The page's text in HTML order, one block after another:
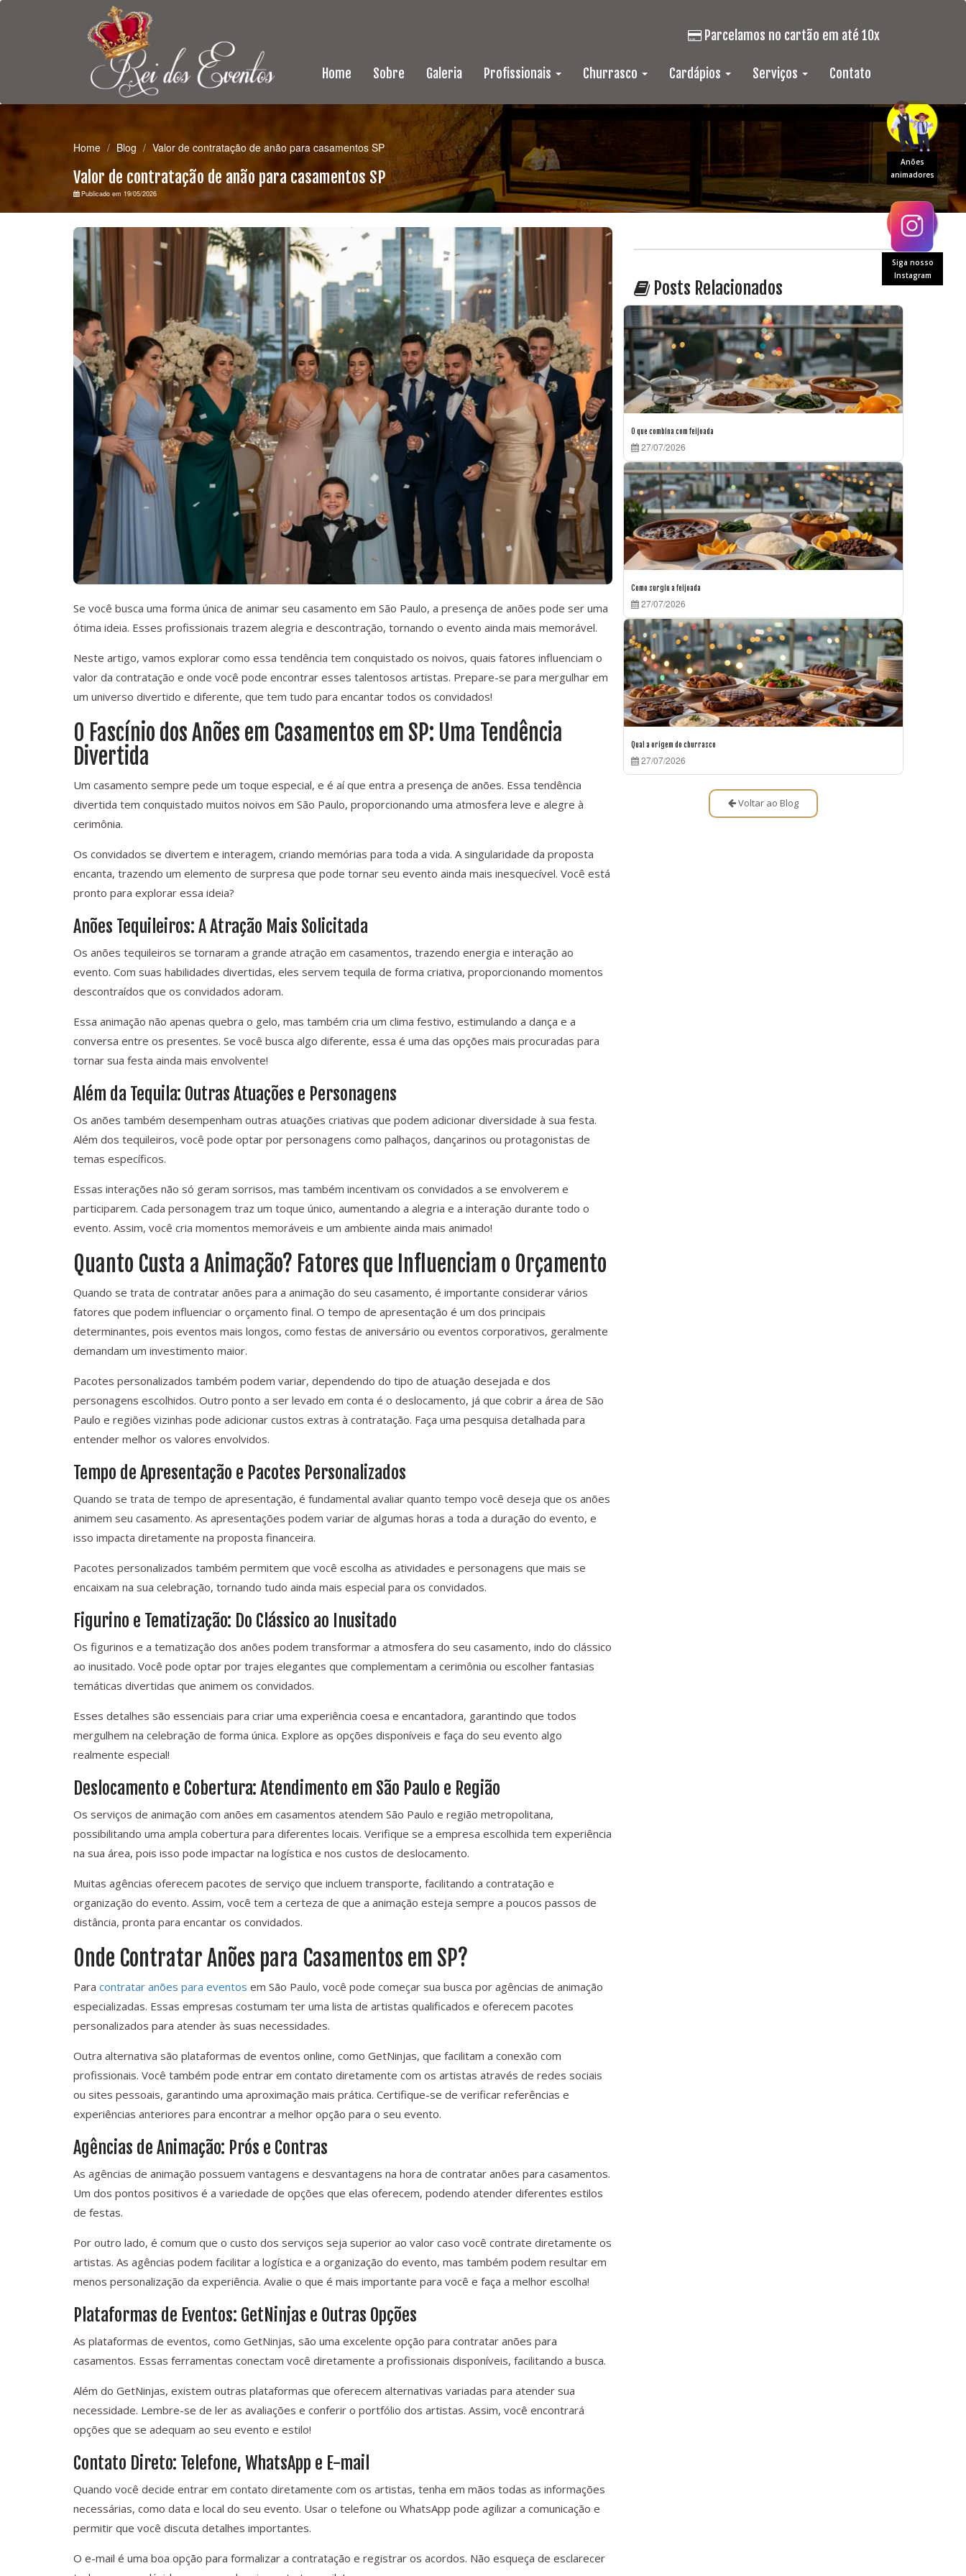
Anões
animadores
Siga nosso
Instagram
Home Sobre Galeria Profissionais Churrasco Cardápios Serviços Contato
Parcelamos no cartão em até 10x
Home Blog Valor de contratação de anão para casamentos SP
Valor de contratação de anão para casamentos SP
Publicado em 19/05/2026
Se você busca uma forma única de animar seu casamento em São Paulo, a presença de anões pode ser uma
ótima ideia. Esses profissionais trazem alegria e descontração, tornando o evento ainda mais memorável.
Neste artigo, vamos explorar como essa tendência tem conquistado os noivos, quais fatores influenciam o
valor da contratação e onde você pode encontrar esses talentosos artistas. Prepare-se para mergulhar em
um universo divertido e diferente, que tem tudo para encantar todos os convidados!
O Fascínio dos Anões em Casamentos em SP: Uma Tendência
Divertida
Um casamento sempre pede um toque especial, e é aí que entra a presença de anões. Essa tendência
divertida tem conquistado muitos noivos em São Paulo, proporcionando uma atmosfera leve e alegre à
cerimônia.
Os convidados se divertem e interagem, criando memórias para toda a vida. A singularidade da proposta
encanta, trazendo um elemento de surpresa que pode tornar seu evento ainda mais inesquecível. Você está
pronto para explorar essa ideia?
Anões Tequileiros: A Atração Mais Solicitada
Os anões tequileiros se tornaram a grande atração em casamentos, trazendo energia e interação ao
evento. Com suas habilidades divertidas, eles servem tequila de forma criativa, proporcionando momentos
descontraídos que os convidados adoram.
Essa animação não apenas quebra o gelo, mas também cria um clima festivo, estimulando a dança e a
conversa entre os presentes. Se você busca algo diferente, essa é uma das opções mais procuradas para
tornar sua festa ainda mais envolvente!
Além da Tequila: Outras Atuações e Personagens
Os anões também desempenham outras atuações criativas que podem adicionar diversidade à sua festa.
Além dos tequileiros, você pode optar por personagens como palhaços, dançarinos ou protagonistas de
temas específicos.
Essas interações não só geram sorrisos, mas também incentivam os convidados a se envolverem e
participarem. Cada personagem traz um toque único, aumentando a alegria e a interação durante todo o
evento. Assim, você cria momentos memoráveis e um ambiente ainda mais animado!
Quanto Custa a Animação? Fatores que Influenciam o Orçamento
Quando se trata de contratar anões para a animação do seu casamento, é importante considerar vários
fatores que podem influenciar o orçamento final. O tempo de apresentação é um dos principais
determinantes, pois eventos mais longos, como festas de aniversário ou eventos corporativos, geralmente
demandam um investimento maior.
Pacotes personalizados também podem variar, dependendo do tipo de atuação desejada e dos
personagens escolhidos. Outro ponto a ser levado em conta é o deslocamento, já que cobrir a área de São
Paulo e regiões vizinhas pode adicionar custos extras à contratação. Faça uma pesquisa detalhada para
entender melhor os valores envolvidos.
Tempo de Apresentação e Pacotes Personalizados
Quando se trata de tempo de apresentação, é fundamental avaliar quanto tempo você deseja que os anões
animem seu casamento. As apresentações podem variar de algumas horas a toda a duração do evento, e
isso impacta diretamente na proposta financeira.
Pacotes personalizados também permitem que você escolha as atividades e personagens que mais se
encaixam na sua celebração, tornando tudo ainda mais especial para os convidados.
Figurino e Tematização: Do Clássico ao Inusitado
Os figurinos e a tematização dos anões podem transformar a atmosfera do seu casamento, indo do clássico
ao inusitado. Você pode optar por trajes elegantes que complementam a cerimônia ou escolher fantasias
temáticas divertidas que animem os convidados.
Esses detalhes são essenciais para criar uma experiência coesa e encantadora, garantindo que todos
mergulhem na celebração de forma única. Explore as opções disponíveis e faça do seu evento algo
realmente especial!
Deslocamento e Cobertura: Atendimento em São Paulo e Região
Os serviços de animação com anões em casamentos atendem São Paulo e região metropolitana,
possibilitando uma ampla cobertura para diferentes locais. Verifique se a empresa escolhida tem experiência
na sua área, pois isso pode impactar na logística e nos custos de deslocamento.
Muitas agências oferecem pacotes de serviço que incluem transporte, facilitando a contratação e
organização do evento. Assim, você tem a certeza de que a animação esteja sempre a poucos passos de
distância, pronta para encantar os convidados.
Onde Contratar Anões para Casamentos em SP?
Para contratar anões para eventos em São Paulo, você pode começar sua busca por agências de animação
especializadas. Essas empresas costumam ter uma lista de artistas qualificados e oferecem pacotes
personalizados para atender às suas necessidades.
Outra alternativa são plataformas de eventos online, como GetNinjas, que facilitam a conexão com
profissionais. Você também pode entrar em contato diretamente com os artistas através de redes sociais
ou sites pessoais, garantindo uma aproximação mais prática. Certifique-se de verificar referências e
experiências anteriores para encontrar a melhor opção para o seu evento.
Agências de Animação: Prós e Contras
As agências de animação possuem vantagens e desvantagens na hora de contratar anões para casamentos.
Um dos pontos positivos é a variedade de opções que elas oferecem, podendo atender diferentes estilos
de festas.
Por outro lado, é comum que o custo dos serviços seja superior ao valor caso você contrate diretamente os
artistas. As agências podem facilitar a logística e a organização do evento, mas também podem resultar em
menos personalização da experiência. Avalie o que é mais importante para você e faça a melhor escolha!
Plataformas de Eventos: GetNinjas e Outras Opções
As plataformas de eventos, como GetNinjas, são uma excelente opção para contratar anões para
casamentos. Essas ferramentas conectam você diretamente a profissionais disponíveis, facilitando a busca.
Além do GetNinjas, existem outras plataformas que oferecem alternativas variadas para atender sua
necessidade. Lembre-se de ler as avaliações e conferir o portfólio dos artistas. Assim, você encontrará
opções que se adequam ao seu evento e estilo!
Contato Direto: Telefone, WhatsApp e E-mail
Quando você decide entrar em contato diretamente com os artistas, tenha em mãos todas as informações
necessárias, como data e local do seu evento. Usar o telefone ou WhatsApp pode agilizar a comunicação e
permitir que você discuta detalhes importantes.
O e-mail é uma boa opção para formalizar a contratação e registrar os acordos. Não esqueça de esclarecer
Posts Relacionados
O que combina com feijoada
27/07/2026
Como surgiu a feijoada
27/07/2026
Qual a origem do churrasco
27/07/2026
Voltar ao Blog